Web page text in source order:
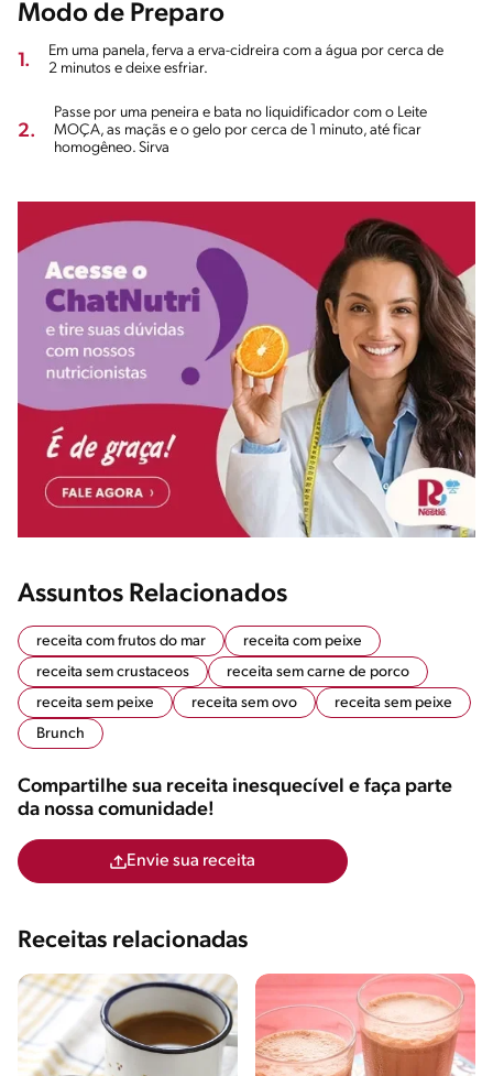
Modo de Preparo
1.
Em uma panela, ferva a erva-cidreira com a água por cerca de
2 minutos e deixe esfriar.
2.
Passe por uma peneira e bata no liquidificador com o Leite
MOÇA, as maçãs e o gelo por cerca de 1 minuto, até ficar
homogêneo. Sirva
Assuntos Relacionados
receita com frutos do mar
receita com peixe
receita sem crustaceos
receita sem carne de porco
receita sem peixe
receita sem ovo
receita sem peixe
Brunch
Compartilhe sua receita inesquecível e faça parte
da nossa comunidade!
Envie sua receita
Receitas relacionadas